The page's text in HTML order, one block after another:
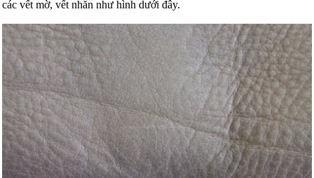
các vết mờ, vết nhăn như hình dưới đây.